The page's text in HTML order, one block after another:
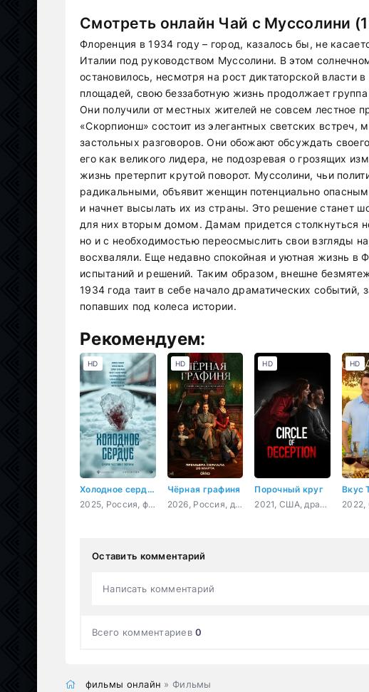
Смотреть онлайн Чай с Муссолини
Флоренция в 1934 году – город, казалось бы, не
Италии под руководством Муссолини. В этом
остановилось, несмотря на рост диктаторской власти
площадей, свою беззаботную жизнь продолжает
Они получили от местных жителей не совсем лестное
«Скорпионш» состоит из элегантных светских встреч,
застольных разговоров. Они обожают обсуждать
его как великого лидера, не подозревая о грозящих
жизнь претерпит крутой поворот. Муссолини, чьи
радикальными, объявит женщин потенциально
и начнет высылать их из страны. Это решение станет
для них вторым домом. Дамам придется столкнуться
но и с необходимостью переосмыслить свои взгляды
восхваляли. Еще недавно спокойная и уютная жизнь в
испытаний и решений. Таким образом, внешне
1934 года таит в себе начало драматических
попавших под колеса истории.
Рекомендуем:
Холодное сердце
2025, Россия, фэнтези, мелодрама
HD
Чёрная графиня
2026, Россия, детектив, триллер
HD
Порочный круг
2021, США, драма, криминал
HD
Вкус
HD
Оставить комментарий
Написать комментарий
Всего комментариев0
фильмы онлайн » Фильмы